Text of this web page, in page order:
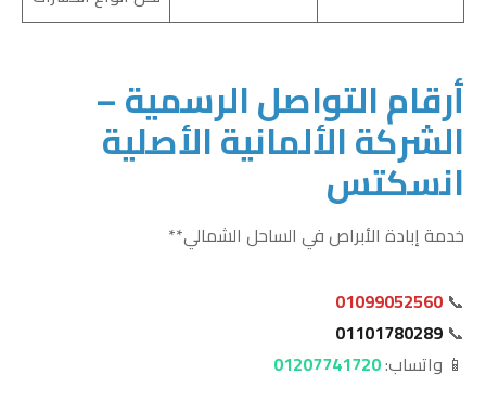
أرقام التواصل الرسمية –
الشركة الألمانية الأصلية
انسكتس
خدمة إبادة الأبراص في الساحل الشمالي**
📞
01099052560
📞
01101780289
📱 واتساب:01207741720